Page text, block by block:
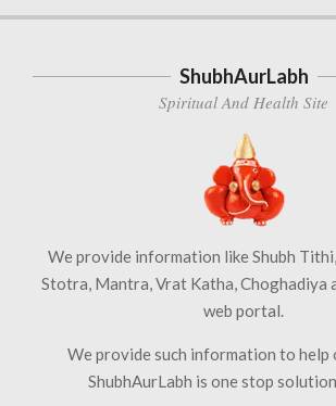
ShubhAurLabh
Spiritual And Health Site
We provide information like Shubh
Stotra, Mantra, Vrat Katha, Choghadiya
web portal.
We provide such information to help
ShubhAurLabh is one stop